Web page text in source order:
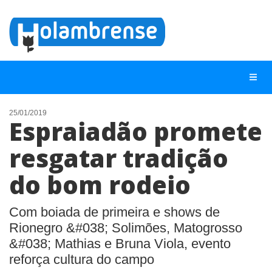
NOTÍCIAS
LISTA DIGITAL
TELEFONES ÚTEIS
ANUNCIE
25/01/2019
Espraiadão promete
resgatar tradição
do bom rodeio
Com boiada de primeira e shows de
Rionegro &#038; Solimões, Matogrosso
&#038; Mathias e Bruna Viola, evento
reforça cultura do campo